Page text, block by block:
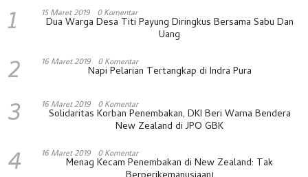
1 15 Maret 2019 0 Komentar
Dua Warga Desa Titi Payung Diringkus Bersama Sabu Dan
Uang
2 16 Maret 2019 0 Komentar
Napi Pelarian Tertangkap di Indra Pura
3 16 Maret 2019 0 Komentar
Solidaritas Korban Penembakan, DKI Beri Warna Bendera
New Zealand di JPO GBK
4 16 Maret 2019 0 Komentar
Menag Kecam Penembakan di New Zealand: Tak